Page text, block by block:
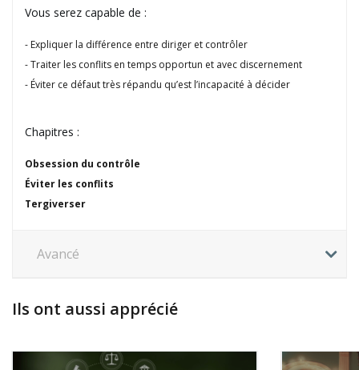
Vous serez capable de :
Expliquer la différence entre diriger et contrôler
Traiter les conflits en temps opportun et avec discernement
Éviter ce défaut très répandu qu’est l’incapacité à décider
Chapitres :
Obsession du contrôle
Éviter les conflits
Tergiverser
Avancé
Ils ont aussi apprécié